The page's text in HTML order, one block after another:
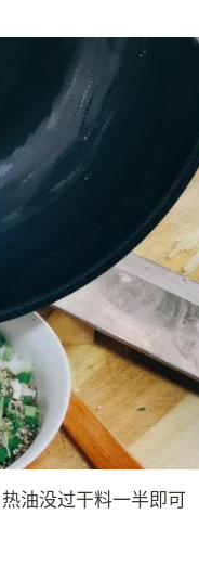
油没过干料一半即可